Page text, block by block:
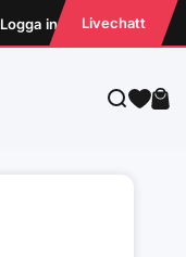
Logga in Livechatt
Sök